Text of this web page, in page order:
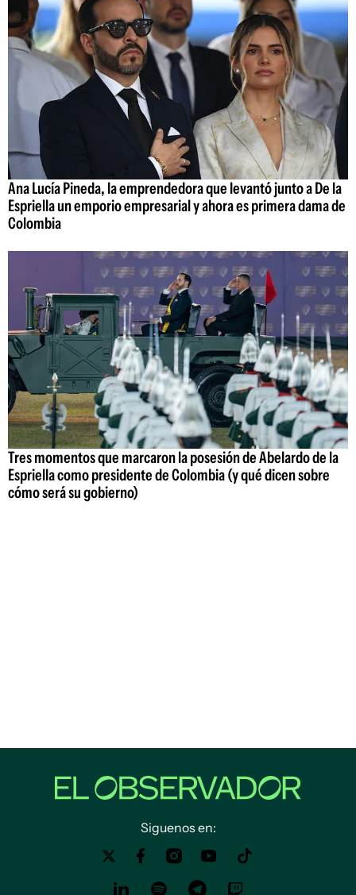
Ana Lucía Pineda, la emprendedora que levantó junto a De la
Espriella un emporio empresarial y ahora es primera dama de
Colombia
Tres momentos que marcaron la posesión de Abelardo de la
Espriella como presidente de Colombia (y qué dicen sobre
cómo será su gobierno)
Siguenos en: